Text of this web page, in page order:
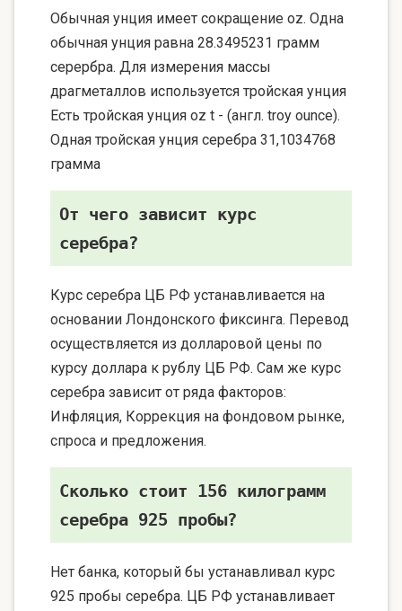
Обычная унция имеет сокращение oz. Одна
обычная унция равна 28.3495231 грамм
серербра. Для измерения массы
драгметаллов используется тройская унция
Есть тройская унция oz t - (англ. troy ounce).
Одная тройская унция серебра 31,1034768
грамма
От чего зависит курс
серебра?
Курс серебра ЦБ РФ устанавливается на
основании Лондонского фиксинга. Перевод
осуществляется из долларовой цены по
курсу доллара к рублу ЦБ РФ. Сам же курс
серебра зависит от ряда факторов:
Инфляция, Коррекция на фондовом рынке,
спроса и предложения.
Сколько стоит 156 килограмм
серебра 925 пробы?
Нет банка, который бы устанавливал курс
925 пробы серебра. ЦБ РФ устанавливает